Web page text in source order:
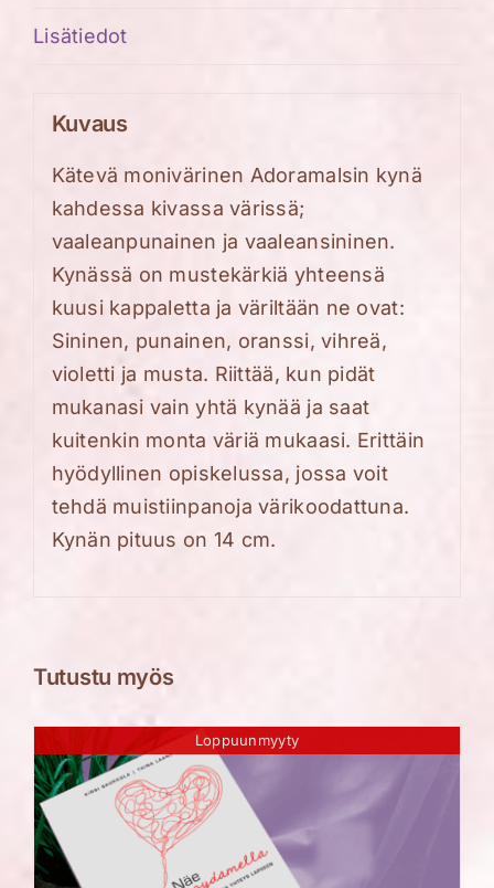
Lisätiedot
Kuvaus
Kätevä monivärinen Adoramalsin kynä
kahdessa kivassa värissä;
vaaleanpunainen ja vaaleansininen.
Kynässä on mustekärkiä yhteensä
kuusi kappaletta ja väriltään ne ovat:
Sininen, punainen, oranssi, vihreä,
violetti ja musta. Riittää, kun pidät
mukanasi vain yhtä kynää ja saat
kuitenkin monta väriä mukaasi. Erittäin
hyödyllinen opiskelussa, jossa voit
tehdä muistiinpanoja värikoodattuna.
Kynän pituus on 14 cm.
Tutustu myös
Loppuunmyyty